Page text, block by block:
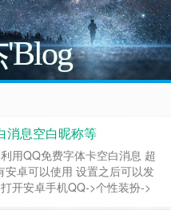
消息空白昵称等
用QQ免费字体卡空白消息 超
安卓可以使用 设置之后可以发
开安卓手机QQ->个性装扮->